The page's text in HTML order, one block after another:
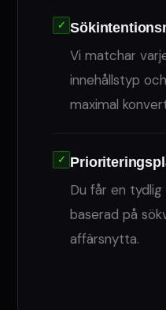
✓
Vi matchar
innehållstyp
maximal
✓
Du får en
baserad på
affärsnytta.